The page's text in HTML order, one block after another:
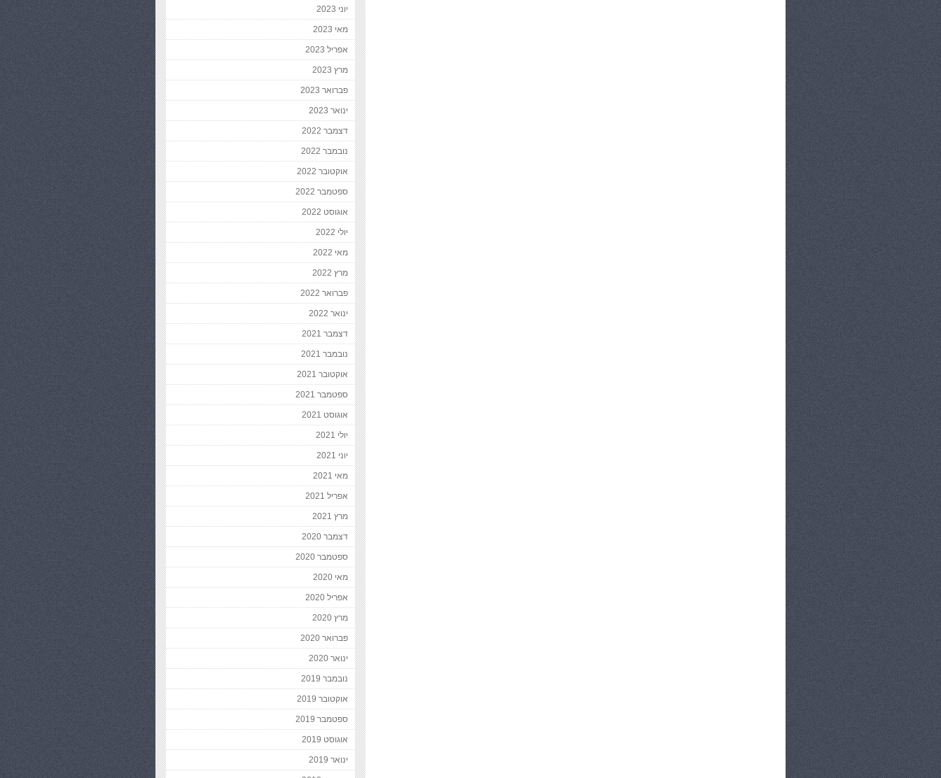
יוני 2023
מאי 2023
אפריל 2023
מרץ 2023
פברואר 2023
ינואר 2023
דצמבר 2022
נובמבר 2022
אוקטובר 2022
ספטמבר 2022
אוגוסט 2022
יולי 2022
מאי 2022
מרץ 2022
פברואר 2022
ינואר 2022
דצמבר 2021
נובמבר 2021
אוקטובר 2021
ספטמבר 2021
אוגוסט 2021
יולי 2021
יוני 2021
מאי 2021
אפריל 2021
מרץ 2021
דצמבר 2020
ספטמבר 2020
מאי 2020
אפריל 2020
מרץ 2020
פברואר 2020
ינואר 2020
נובמבר 2019
אוקטובר 2019
ספטמבר 2019
אוגוסט 2019
ינואר 2019